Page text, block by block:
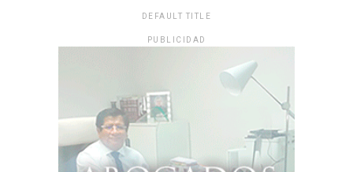
DEFAULT TITLE
PUBLICIDAD